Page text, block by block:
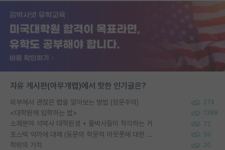
자유 게시판(아무개랩)에서 핫한 인기글은?
외부에서 괜찮은 랩을 알아보는 방법 (장문주의) 274
<대학원에 입학하는 법> 1388
소재분야 석박사 대학원생 + 물박사들이 착각하는 거 72
포스텍 억까에 대해 (동문의 학문적 아웃풋에 대한 반박) 50
학위의 가치 20